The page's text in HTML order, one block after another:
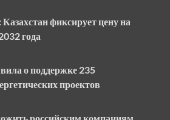
фиксирует цену на
года
о поддержке 235
проектов